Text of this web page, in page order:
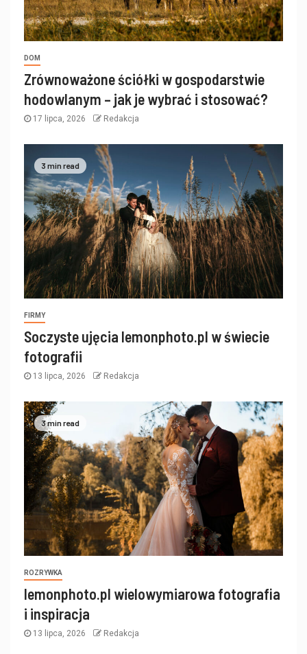
DOM
Zrównoważone ściółki w gospodarstwie
hodowlanym – jak je wybrać i stosować?
17 lipca, 2026 Redakcja
3 min read
FIRMY
Soczyste ujęcia lemonphoto.pl w świecie
fotografii
13 lipca, 2026 Redakcja
3 min read
ROZRYWKA
lemonphoto.pl wielowymiarowa fotografia
i inspiracja
13 lipca, 2026 Redakcja